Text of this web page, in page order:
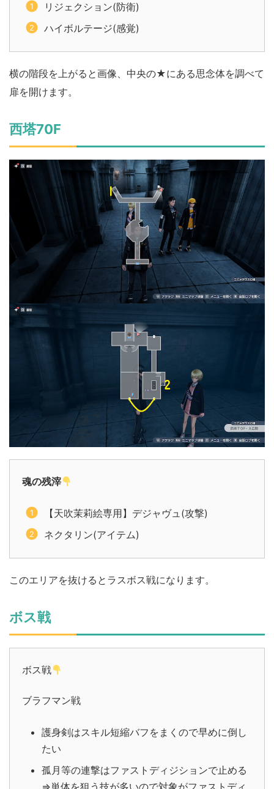
リジェクション(防衛)
ハイボルテージ(感覚)
横の階段を上がると画像、中央の★にある思念体を調べて
扉を開けます。
西塔70F
魂の残滓
【天吹茉莉絵専用】デジャヴュ(攻撃)
ネクタリン(アイテム)
このエリアを抜けるとラスボス戦になります。
ボス戦
ボス戦
ブラフマン戦
護身剣はスキル短縮バフをまくので早めに倒し
たい
孤月等の連撃はファストディジションで止める